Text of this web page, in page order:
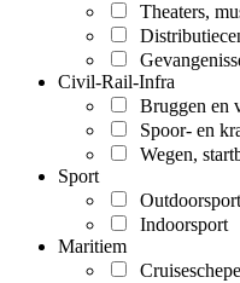
Theaters,
Civil-Rail-Infra
Bruggen en
Spoor- en
Wegen,
Sport
Outdoorsport
Indoorsport
Maritiem